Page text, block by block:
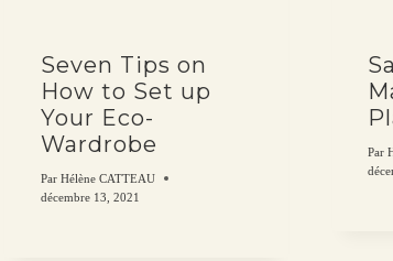
Seven Tips on
How to Set up
Your Eco-
Wardrobe
Par Hélène CATTEAU
décembre 13, 2021
Par